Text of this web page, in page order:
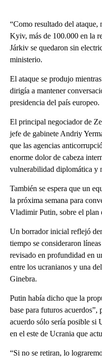
“Como resultado del ataque,
Kyiv, más de 100.000 en la
Járkiv se quedaron sin
ministerio.
El ataque se produjo
dirigía a mantener
presidencia del país europeo.
El principal negociador de
jefe de gabinete Andriy
que las agencias
enorme dolor de cabeza
vulnerabilidad diplomática y
También se espera que un
la próxima semana para
Vladimir Putin, sobre el plan
Un borrador inicial reflejó
tiempo se consideraron
revisado en profundidad en
entre los ucranianos y una
Ginebra.
Putin había dicho que la
base para futuros
acuerdo sólo sería posible si
en el este de Ucrania que
“Si no se retiran, lo